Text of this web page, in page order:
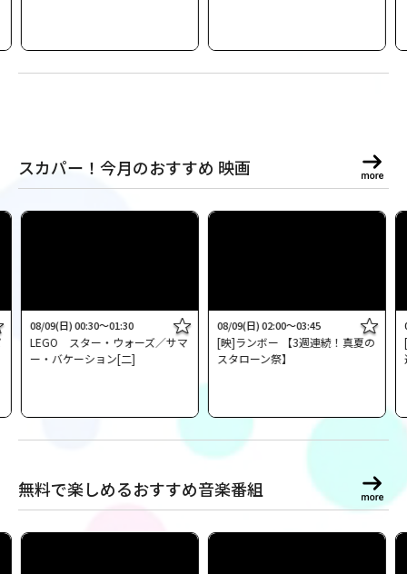
スカパー！今月のおすすめ 映画
08/09(日) 00:30～01:30
LEGO スター・ウォーズ／サマ
ー・バケーション[二]
08/09(日) 02:00～03:45
[映]ランボー 【3週連続！真夏の
スタローン祭】
無料で楽しめるおすすめ音楽番組